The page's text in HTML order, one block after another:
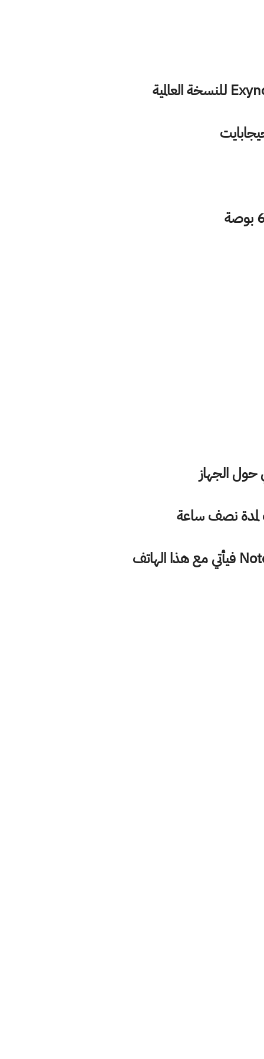
حول الجهاز
الوان الجهاز : الاسود والبني والبنفسجي والازرق اما القلم الذي يأتي مع سلسة Note فيأتي مع هذا الهاتف